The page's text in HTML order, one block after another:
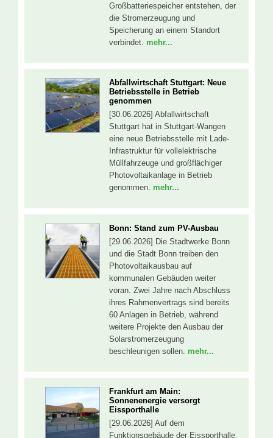
Großbatteriespeicher entstehen, der
die Stromerzeugung und
Speicherung an einem Standort
verbindet. mehr...
Abfallwirtschaft Stuttgart: Neue
Betriebsstelle in Betrieb
genommen
[30.06.2026] Abfallwirtschaft
Stuttgart hat in Stuttgart-Wangen
eine neue Betriebsstelle mit Lade-
Infrastruktur für vollelektrische
Müllfahrzeuge und großflächiger
Photovoltaikanlage in Betrieb
genommen. mehr...
Bonn: Stand zum PV-Ausbau
[29.06.2026] Die Stadtwerke Bonn
und die Stadt Bonn treiben den
Photovoltaikausbau auf
kommunalen Gebäuden weiter
voran. Zwei Jahre nach Abschluss
ihres Rahmenvertrags sind bereits
60 Anlagen in Betrieb, während
weitere Projekte den Ausbau der
Solarstromerzeugung
beschleunigen sollen. mehr...
Frankfurt am Main:
Sonnenenergie versorgt
Eissporthalle
[29.06.2026] Auf dem
Funktionsgebäude der Eissporthalle